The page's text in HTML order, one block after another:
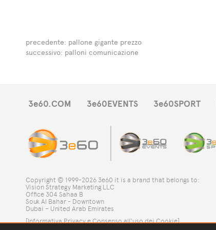
precedente: pallone gigante prezzo
successivo: palloni comunicazione
3e60.COM 3e60EVENTS 3e60SPORT
Copyright © 1999-2026 3e60 it is a brand that belongs to:
Vision Strategy Marketing LLC
Office 304 Sahaa B
Souk Al Bahar - Downtown
Dubai – United Arab Emirates
[Informativa Privacy e Consenso all'uso dei Cookie]